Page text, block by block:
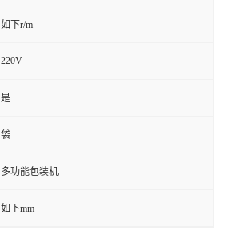
如下r/m
220V
是
袋
多功能包装机
如下mm